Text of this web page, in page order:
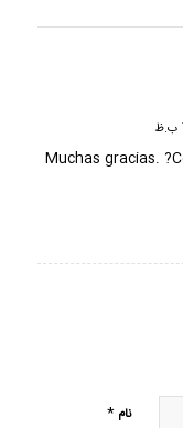
Muchas gracias.
نام *